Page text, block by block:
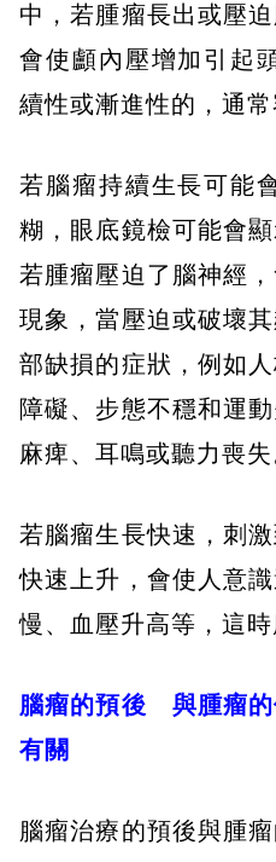
中，若腫瘤長出或壓
會使顱內壓增加引起
續性或漸進性的，通常
若腦瘤持續生長可能
糊，眼底鏡檢可能會
若腫瘤壓迫了腦神經
現象，當壓迫或破壞
部缺損的症狀，例如
障礙、步態不穩和運
麻痺、耳鳴或聽力喪失
若腦瘤生長快速，刺
快速上升，會使人意
慢、血壓升高等，這
腦瘤的預後 與腫瘤的
有關
腦瘤治療的預後與腫